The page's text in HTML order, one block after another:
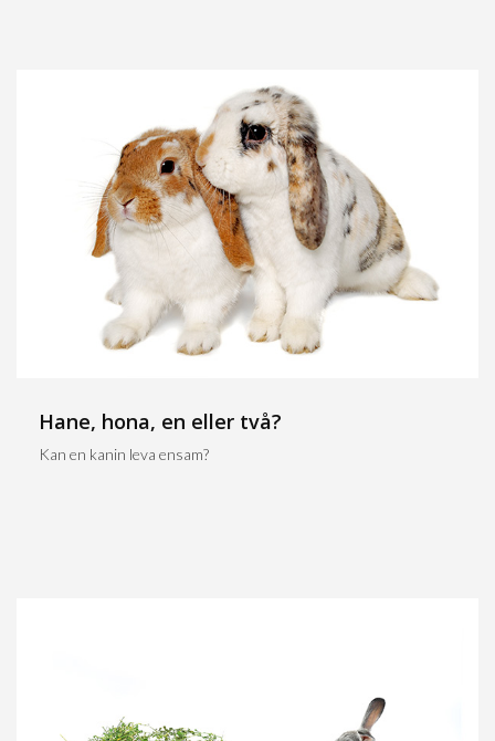
Hane, hona, en eller två?
Kan en kanin leva ensam?